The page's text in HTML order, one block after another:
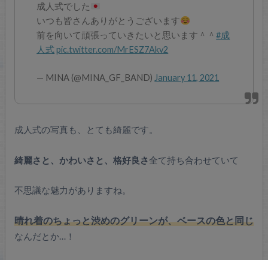
成人式でした
いつも皆さんありがとうございます
前を向いて頑張っていきたいと思います＾＾#成
人式 pic.twitter.com/MrESZ7Akv2
— MINA (@MINA_GF_BAND) January 11, 2021
成人式の写真も、とても綺麗です。
綺麗さと、かわいさと、格好良さ全て持ち合わせていて
不思議な魅力がありますね。
晴れ着のちょっと渋めのグリーンが、ベースの色と同じ
なんだとか…！